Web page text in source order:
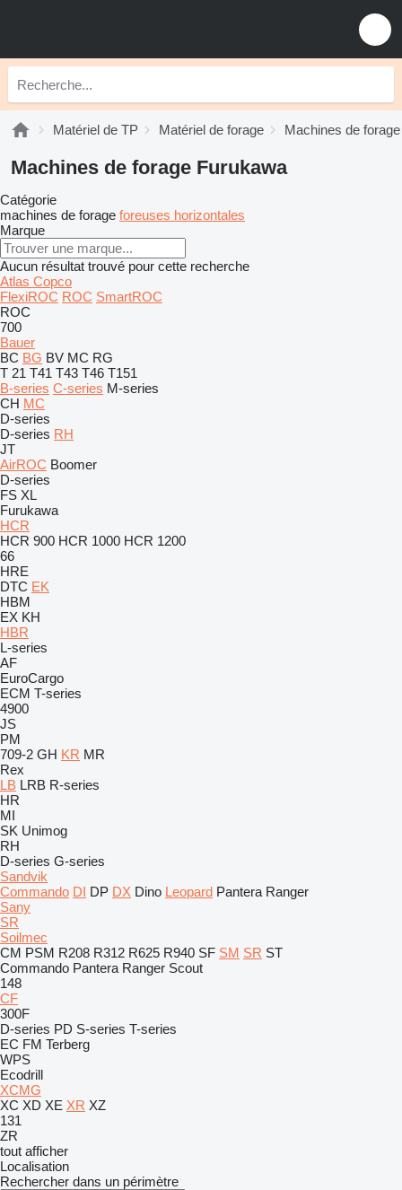
Matériel de TP Matériel de forage Machines de forage
Machines de forage Furukawa
Catégorie
machines de forage foreuses horizontales
Marque
Aucun résultat trouvé pour cette recherche
Atlas Copco
FlexiROC ROC SmartROC
ROC
700
Bauer
BC BG BV MC RG
T 21 T41 T43 T46 T151
B-series C-series M-series
CH MC
D-series
D-series RH
JT
AirROC Boomer
D-series
FS XL
Furukawa
HCR
HCR 900 HCR 1000 HCR 1200
66
HRE
DTC EK
HBM
EX KH
HBR
L-series
AF
EuroCargo
ECM T-series
4900
JS
PM
709-2 GH KR MR
Rex
LB LRB R-series
HR
MI
SK Unimog
RH
D-series G-series
Sandvik
Commando DI DP DX Dino Leopard Pantera Ranger
Sany
SR
Soilmec
CM PSM R208 R312 R625 R940 SF SM SR ST
Commando Pantera Ranger Scout
148
CF
300F
D-series PD S-series T-series
EC FM Terberg
WPS
Ecodrill
XCMG
XC XD XE XR XZ
131
ZR
tout afficher
Localisation
Rechercher dans un périmètre